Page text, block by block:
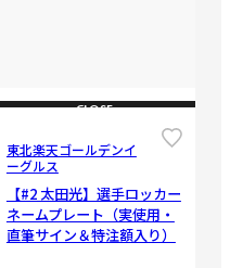
CLOSE
東北楽天ゴールデンイ
ーグルス
【#2 太田光】選手ロッカー
ネームプレート（実使用・
直筆サイン＆特注額入り）